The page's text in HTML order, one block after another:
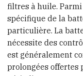
filtres à huile. Parmi
spécifique de la
particulière. La
nécessite des
est généralement
prolongées offertes